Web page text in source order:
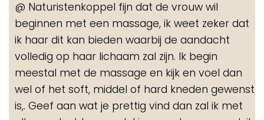
@ Naturistenkoppel fijn dat de vrouw wil
beginnen met een massage, ik weet zeker dat
ik haar dit kan bieden waarbij de aandacht
volledig op haar lichaam zal zijn. Ik begin
meestal met de massage en kijk en voel dan
wel of het soft, middel of hard kneden gewenst
is,. Geef aan wat je prettig vind dan zal ik met